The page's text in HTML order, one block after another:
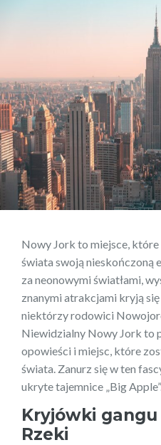
Nowy Jork to miejsce, które
świata swoją nieskończoną
za neonowymi światłami,
znanymi atrakcjami kryją
niektórzy rodowici
Niewidzialny Nowy Jork to
opowieści i miejsc, które
świata. Zanurz się w ten
ukryte tajemnice „Big Apple”.
Kryjówki gangu
Rzeki